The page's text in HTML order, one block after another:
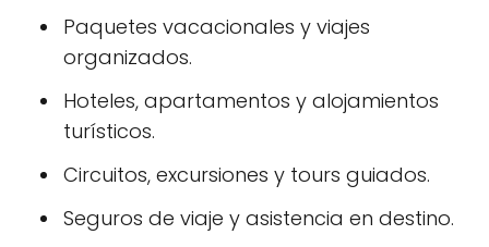
Paquetes vacacionales y viajes
organizados.
Hoteles, apartamentos y alojamientos
turísticos.
Circuitos, excursiones y tours guiados.
Seguros de viaje y asistencia en destino.